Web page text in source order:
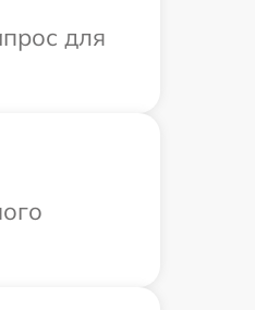
для